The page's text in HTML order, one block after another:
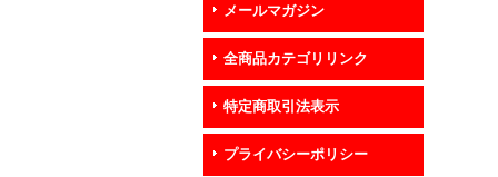
メールマガジン
全商品カテゴリリンク
特定商取引法表示
プライバシーポリシー